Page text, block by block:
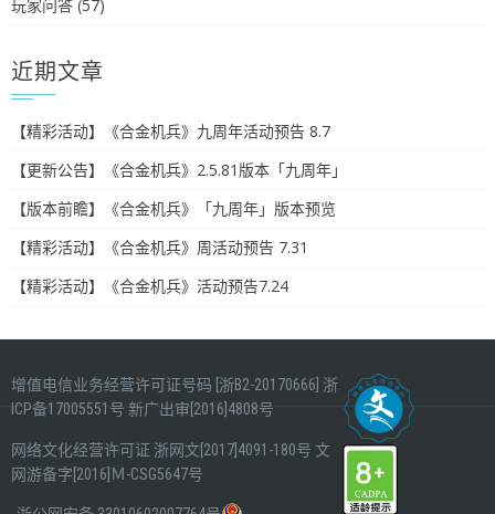
玩家问答 (57)
近期文章
【精彩活动】《合金机兵》九周年活动预告 8.7
【更新公告】《合金机兵》2.5.81版本「九周年」
【版本前瞻】《合金机兵》「九周年」版本预览
【精彩活动】《合金机兵》周活动预告 7.31
【精彩活动】《合金机兵》活动预告7.24
增值电信业务经营许可证号码 [浙B2-20170666] 浙
ICP备17005551号 新广出审[2016]4808号
网络文化经营许可证 浙网文[2017]4091-180号 文
网游备字[2016]Ｍ-CSG5647号